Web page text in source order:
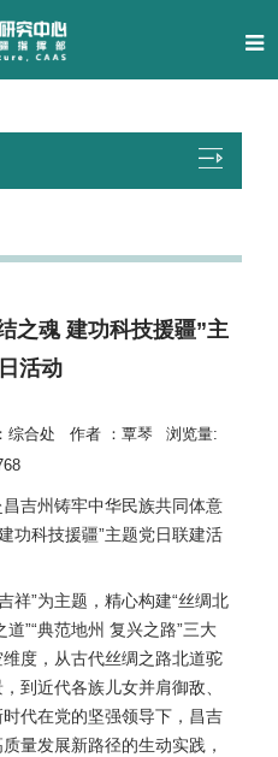
之魂 建功科技援疆”主
活动
综合处 作者 ： 覃琴
浏览量:
吉州铸牢中华民族共同体意
功科技援疆”主题党日联建活
祥”为主题，精心构建“丝绸北
”“典范地州 复兴之路”三大
度，从古代丝绸之路北道驼
到近代各族儿女并肩御敌、
代在党的坚强领导下，昌吉
量发展新路径的生动实践，